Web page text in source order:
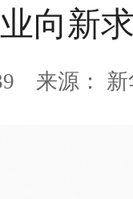
向新
来源：